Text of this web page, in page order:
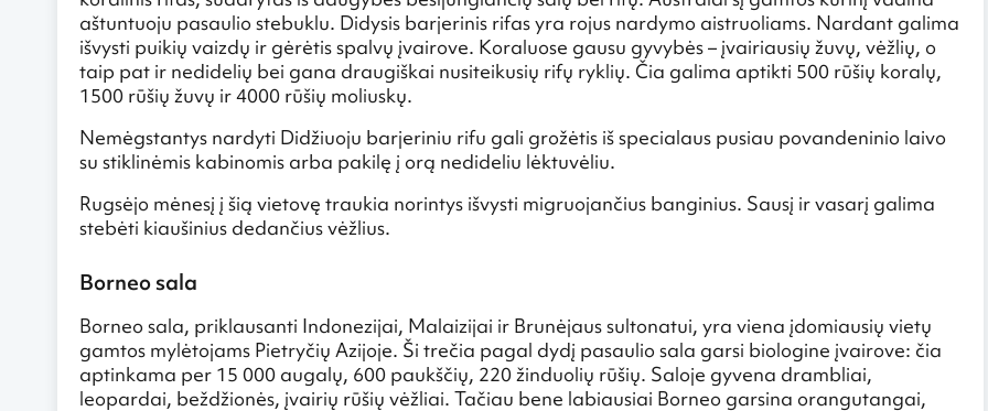
aštuntuoju pasaulio stebuklu. Didysis barjerinis rifas yra rojus nardymo aistruoliams. Nardant galima
išvysti puikių vaizdų ir gėrėtis spalvų įvairove. Koraluose gausu gyvybės – įvairiausių žuvų, vėžlių, o
taip pat ir nedidelių bei gana draugiškai nusiteikusių rifų ryklių. Čia galima aptikti 500 rūšių koralų,
1500 rūšių žuvų ir 4000 rūšių moliuskų.
Nemėgstantys nardyti Didžiuoju barjeriniu rifu gali grožėtis iš specialaus pusiau povandeninio laivo
su stiklinėmis kabinomis arba pakilę į orą nedideliu lėktuvėliu.
Rugsėjo mėnesį į šią vietovę traukia norintys išvysti migruojančius banginius. Sausį ir vasarį galima
stebėti kiaušinius dedančius vėžlius.
Borneo sala
Borneo sala, priklausanti Indonezijai, Malaizijai ir Brunėjaus sultonatui, yra viena įdomiausių vietų
gamtos mylėtojams Pietryčių Azijoje. Ši trečia pagal dydį pasaulio sala garsi biologine įvairove: čia
aptinkama per 15 000 augalų, 600 paukščių, 220 žinduolių rūšių. Saloje gyvena drambliai,
leopardai, beždžionės, įvairių rūšių vėžliai. Tačiau bene labiausiai Borneo garsina orangutangai,